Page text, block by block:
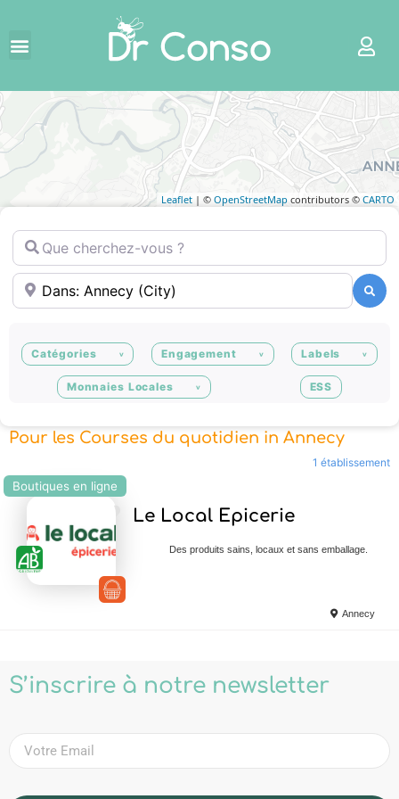
Leaflet | © OpenStreetMap contributors © CARTO
Que cherchez-vous ?
Où ?
Catégories Engagement Labels
Monnaies Locales ESS
Pour les Courses du quotidien in Annecy
1 établissement
Boutiques en ligne
Le Local Epicerie
Des produits sains, locaux et sans emballage.
Annecy
S’inscrire à notre newsletter